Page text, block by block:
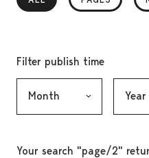
Filter publish time
Your search "page/2"